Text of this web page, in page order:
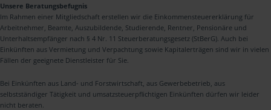
Unsere Beratungsbefugnis
Im Rahmen einer Mitgliedschaft erstellen wir die Einkommensteuererklärung für
Arbeitnehmer, Beamte, Auszubildende, Studierende, Rentner, Pensionäre und
Unterhaltsempfänger nach § 4 Nr. 11 Steuerberatungsgesetz (StBerG). Auch bei
Einkünften aus Vermietung und Verpachtung sowie Kapitalerträgen sind wir in vielen
Fällen der geeignete Dienstleister für Sie.
Bei Einkünften aus Land- und Forstwirtschaft, aus Gewerbebetrieb, aus
selbstständiger Tätigkeit und umsatzsteuerpflichtigen Einkünften dürfen wir leider
nicht beraten.